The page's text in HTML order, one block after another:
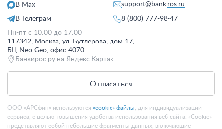
В Max
В Телеграм
support@bankiros.ru
8 (800) 777-98-47
Пн-пт с 10:00 до 17:00
117342, Москва, ул. Бутлерова, дом 17,
БЦ Neo Geo, офис 4070
Банкирос.ру на Яндекс.Картах
Отписаться
ООО «АРСфин» используются «cookie» файлы , для индивидуализации
сервиса, с целью повышения удобства использования веб-сайта. «Cookie»
представляют собой небольшие фрагменты данных, включающие